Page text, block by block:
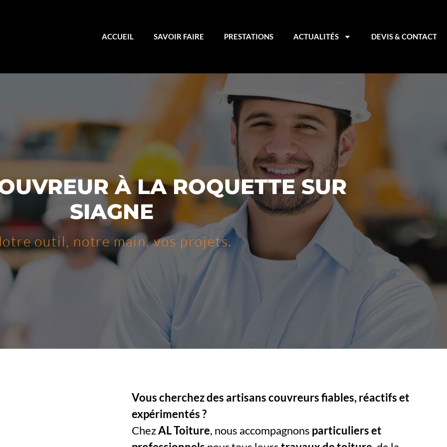
ACCUEIL SAVOIR FAIRE PRESTATIONS ACTUALITÉS DEVIS & CONTACT
À LA ROQUETTE SUR
SIAGNE
outil, notre main, vos projets.
Vous cherchez des artisans couvreurs fiables, réactifs et
expérimentés ?
ChezAL Toiture, nous accompagnons particuliers et